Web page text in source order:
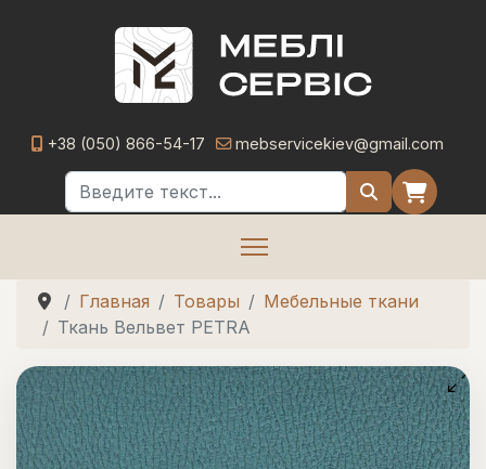
+38 (050) 866-54-17 mebservicekiev@gmail.com
Поиск
Главная Товары
Мебельные ткани
Ткань Вельвет PETRA